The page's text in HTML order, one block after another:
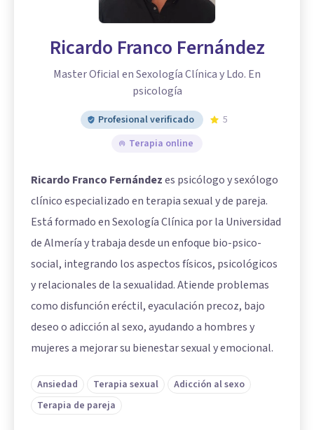
Ricardo Franco Fernández
Master Oficial en Sexología Clínica y Ldo. En
psicología
Profesional verificado
5
Terapia online
Ricardo Franco Fernándezes psicólogo y sexólogo
clínico especializado en terapia sexual y de pareja.
Está formado en Sexología Clínica por la Universidad
de Almería y trabaja desde un enfoque bio-psico-
social, integrando los aspectos físicos, psicológicos
y relacionales de la sexualidad. Atiende problemas
como disfunción eréctil, eyaculación precoz, bajo
deseo o adicción al sexo, ayudando a hombres y
mujeres a mejorar su bienestar sexual y emocional.
Ansiedad Terapia sexual
Adicción al sexo
Terapia de pareja